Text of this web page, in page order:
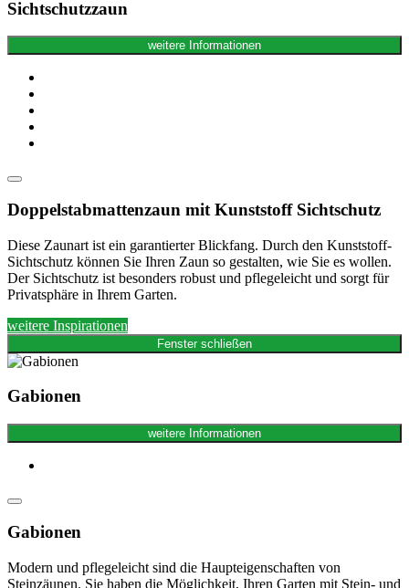
Sichtschutzzaun
weitere Informationen
Doppelstabmattenzaun mit Kunststoff Sichtschutz
Diese Zaunart ist ein garantierter Blickfang. Durch den Kunststoff-
Sichtschutz können Sie Ihren Zaun so gestalten, wie Sie es wollen.
Der Sichtschutz ist besonders robust und pflegeleicht und sorgt für
Privatsphäre in Ihrem Garten.
weitere Inspirationen
Fenster schließen
Gabionen
weitere Informationen
Gabionen
Modern und pflegeleicht sind die Haupteigenschaften von
Steinzäunen. Sie haben die Möglichkeit, Ihren Garten mit Stein- und